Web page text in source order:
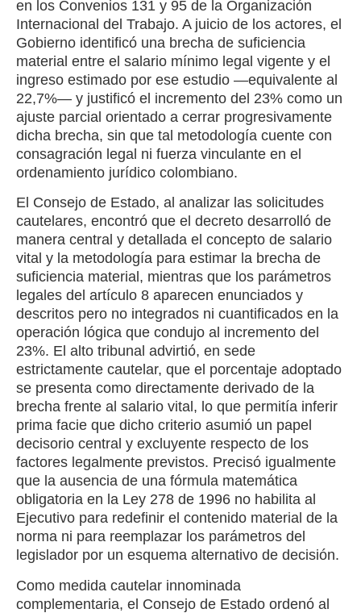
en los Convenios 131 y 95 de la Organización
Internacional del Trabajo. A juicio de los actores, el
Gobierno identificó una brecha de suficiencia
material entre el salario mínimo legal vigente y el
ingreso estimado por ese estudio —equivalente al
22,7%— y justificó el incremento del 23% como un
ajuste parcial orientado a cerrar progresivamente
dicha brecha, sin que tal metodología cuente con
consagración legal ni fuerza vinculante en el
ordenamiento jurídico colombiano.
El Consejo de Estado, al analizar las solicitudes
cautelares, encontró que el decreto desarrolló de
manera central y detallada el concepto de salario
vital y la metodología para estimar la brecha de
suficiencia material, mientras que los parámetros
legales del artículo 8 aparecen enunciados y
descritos pero no integrados ni cuantificados en la
operación lógica que condujo al incremento del
23%. El alto tribunal advirtió, en sede
estrictamente cautelar, que el porcentaje adoptado
se presenta como directamente derivado de la
brecha frente al salario vital, lo que permitía inferir
prima facie que dicho criterio asumió un papel
decisorio central y excluyente respecto de los
factores legalmente previstos. Precisó igualmente
que la ausencia de una fórmula matemática
obligatoria en la Ley 278 de 1996 no habilita al
Ejecutivo para redefinir el contenido material de la
norma ni para reemplazar los parámetros del
legislador por un esquema alternativo de decisión.
Como medida cautelar innominada
complementaria, el Consejo de Estado ordenó al